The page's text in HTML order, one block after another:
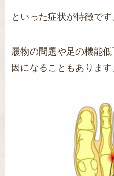
といった症状が特徴です
履物の問題や足の機能
因になることもあります